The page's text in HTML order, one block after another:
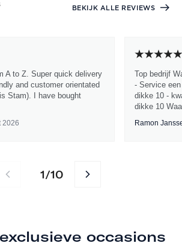
BEKIJK ALLE REVIEWS
A to Z. Super quick delivery
and customer orientated
Stam). I have bought
2026
Top bedrijf
- Service
dikke 10 -
dikke 10
Ramon
1/10
occasions